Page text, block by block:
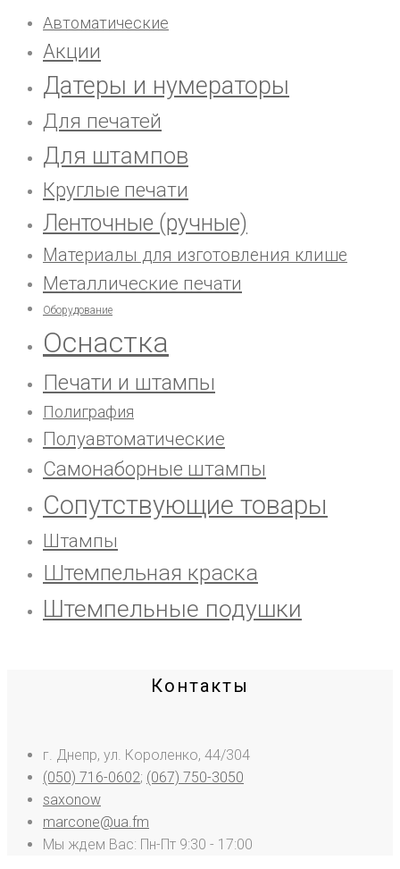
Автоматические
Акции
Датеры и нумераторы
Для печатей
Для штампов
Круглые печати
Ленточные (ручные)
Материалы для изготовления клише
Металлические печати
Оборудование
Оснастка
Печати и штампы
Полиграфия
Полуавтоматические
Самонаборные штампы
Сопутствующие товары
Штампы
Штемпельная краска
Штемпельные подушки
Контакты
г. Днепр, ул. Короленко, 44/304
(050) 716-0602; (067) 750-3050
saxonow
marcone@ua.fm
Мы ждем Вас: Пн-Пт 9:30 - 17:00